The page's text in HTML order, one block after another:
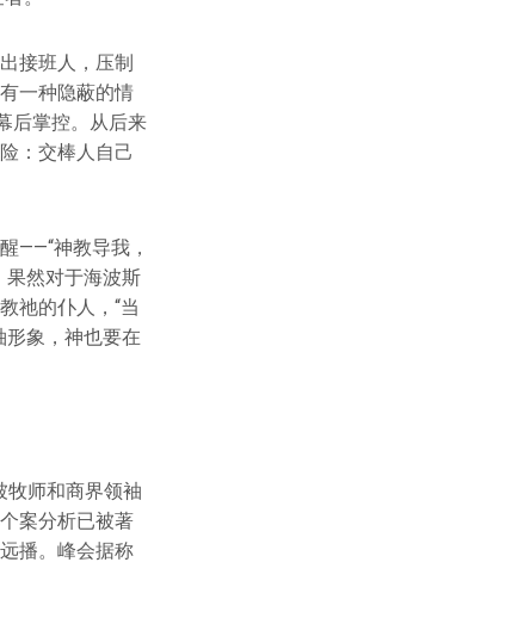
接班人，压制
一种隐蔽的情
后掌控。从后来
：交棒人自己
——“神教导我，
果然对于海波斯
祂的仆人，“当
形象，神也要在
牧师和商界领袖
案分析已被著
播。峰会据称